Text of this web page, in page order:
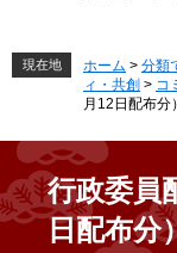
現在地 ホーム > 分類
ィ・共創 > コ
月12日配布分）
行政委員
日配布分